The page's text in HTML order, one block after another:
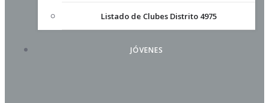
Listado de Clubes Distrito 4975
JÓVENES